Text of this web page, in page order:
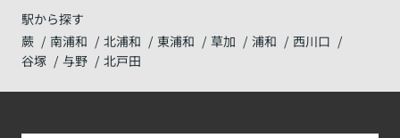
駅から探す
蕨
南浦和 北浦和 東浦和 草加 浦和
西川口
谷塚
与野 北戸田